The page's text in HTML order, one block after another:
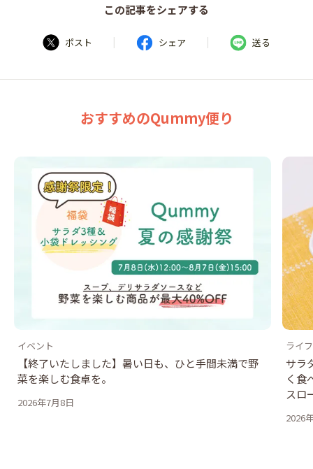
この記事をシェアする
ポスト | シェア | 送る
おすすめのQummy便り
イベント
【終了いたしました】暑い日も、ひと手間未満で野
菜を楽しむ食卓を。
2026年7月8日
ライ
サラ
く食
スロ
2026